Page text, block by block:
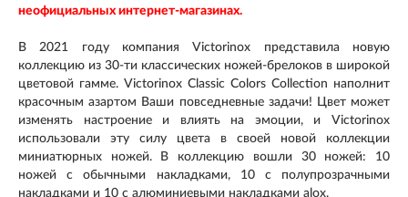
неофициальных интернет-магазинах.
В 2021 году компания Victorinox представила новую
коллекцию из 30-ти классических ножей-брелоков в широкой
цветовой гамме. Victorinox Classic Colors Collection наполнит
красочным азартом Ваши повседневные задачи! Цвет может
изменять настроение и влиять на эмоции, и Victorinox
использовали эту силу цвета в своей новой коллекции
миниатюрных ножей. В коллекцию вошли 30 ножей: 10
ножей с обычными накладками, 10 с полупрозрачными
накладками и 10 с алюминиевыми накладками alox.